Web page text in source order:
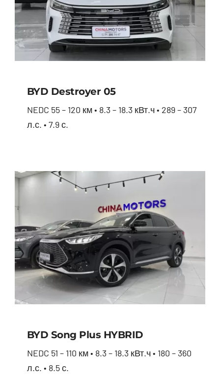
BYD Destroyer 05
NEDC 55 – 120 км • 8.3 – 18.3 кВт.ч • 289 – 307
л.с. • 7.9 с.
BYD Song Plus HYBRID
NEDC 51 – 110 км • 8.3 – 18.3 кВт.ч • 180 – 360
л.с. • 8.5 с.